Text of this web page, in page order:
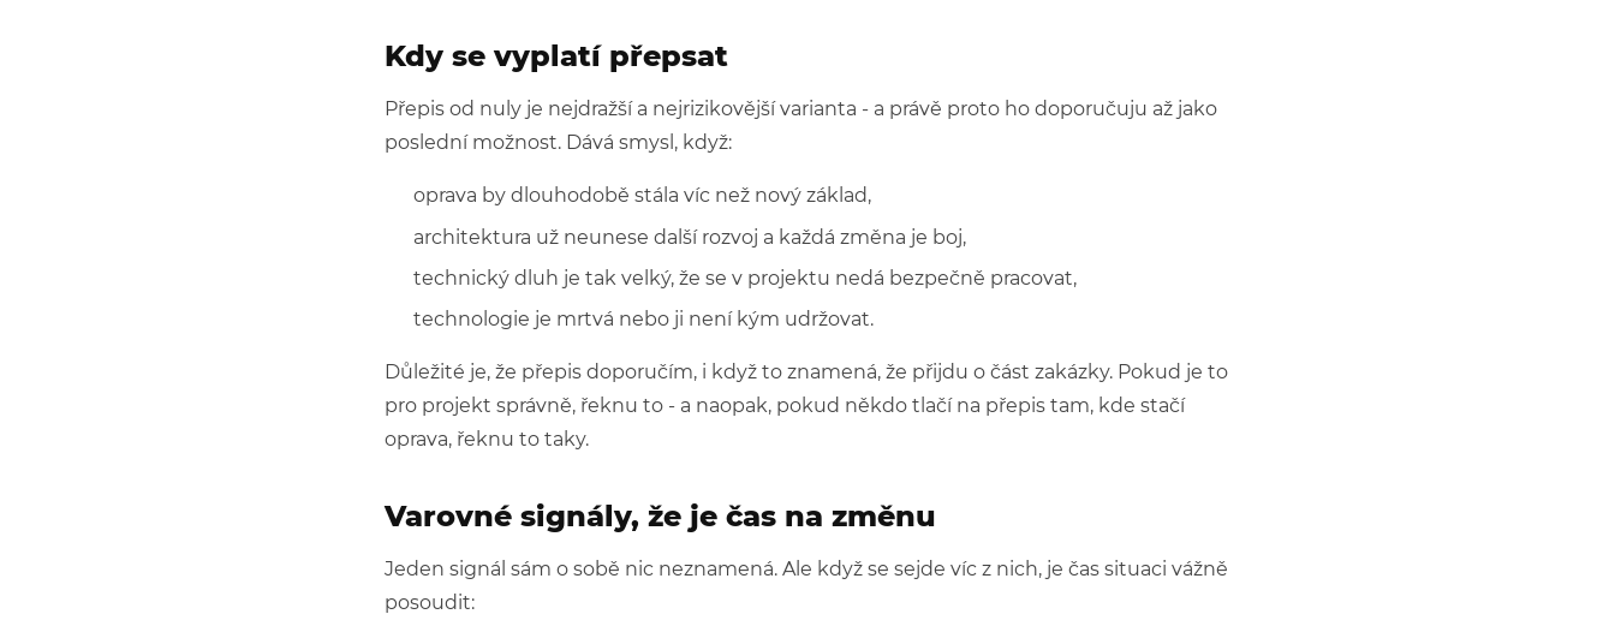
Kdy se vyplatí přepsat
Přepis od nuly je nejdražší a nejrizikovější varianta - a právě proto ho doporučuju až jako
poslední možnost. Dává smysl, když:
oprava by dlouhodobě stála víc než nový základ,
architektura už neunese další rozvoj a každá změna je boj,
technický dluh je tak velký, že se v projektu nedá bezpečně pracovat,
technologie je mrtvá nebo ji není kým udržovat.
Důležité je, že přepis doporučím, i když to znamená, že přijdu o část zakázky. Pokud je to
pro projekt správně, řeknu to - a naopak, pokud někdo tlačí na přepis tam, kde stačí
oprava, řeknu to taky.
Varovné signály, že je čas na změnu
Jeden signál sám o sobě nic neznamená. Ale když se sejde víc z nich, je čas situaci vážně
posoudit: